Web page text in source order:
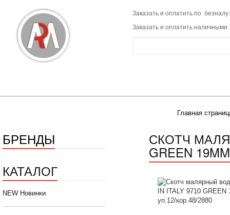
Заказать и оплатить по
Заказать и оплатить наличными
Главная
БРЕНДЫ
КАТАЛОГ
NEW Новинки
СКОТЧ
GREEN